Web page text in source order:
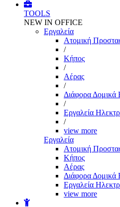
TOOLS
NEW IN OFFICE
Εργαλεία
Aτομική
/
Kήπος
/
Αέρας
/
Διάφορα
/
Εργαλεία
/
view more
Εργαλεία
Aτομική
Kήπος
Αέρας
Διάφορα
Εργαλεία
view more